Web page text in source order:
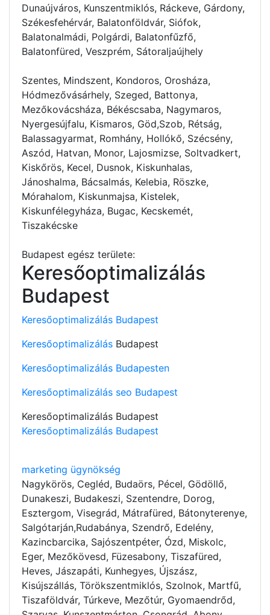
Dunaújváros, Kunszentmiklós, Ráckeve, Gárdony,
Székesfehérvár, Balatonföldvár, Siófok,
Balatonalmádi, Polgárdi, Balatonfűzfő,
Balatonfüred, Veszprém, Sátoraljaújhely
Szentes, Mindszent, Kondoros, Orosháza,
Hódmezővásárhely, Szeged, Battonya,
Mezőkovácsháza, Békéscsaba, Nagymaros,
Nyergesújfalu, Kismaros, Göd,Szob, Rétság,
Balassagyarmat, Romhány, Hollókő, Szécsény,
Aszód, Hatvan, Monor, Lajosmizse, Soltvadkert,
Kiskőrös, Kecel, Dusnok, Kiskunhalas,
Jánoshalma, Bácsalmás, Kelebia, Röszke,
Mórahalom, Kiskunmajsa, Kistelek,
Kiskunfélegyháza, Bugac, Kecskemét,
Tiszakécske
Budapest egész területe:
Keresőoptimalizálás
Budapest
Keresőoptimalizálás Budapest
Keresőoptimalizálás Budapest
Keresőoptimalizálás Budapesten
Keresőoptimalizálás seo Budapest
Keresőoptimalizálás Budapest
Keresőoptimalizálás Budapest
marketing ügynökség
Nagykörös, Cegléd, Budaörs, Pécel, Gödöllő,
Dunakeszi, Budakeszi, Szentendre, Dorog,
Esztergom, Visegrád, Mátrafüred, Bátonyterenye,
Salgótarján,Rudabánya, Szendrő, Edelény,
Kazincbarcika, Sajószentpéter, Ózd, Miskolc,
Eger, Mezőkövesd, Füzesabony, Tiszafüred,
Heves, Jászapáti, Kunhegyes, Újszász,
Kisújszállás, Törökszentmiklós, Szolnok, Martfű,
Tiszaföldvár, Túrkeve, Mezőtúr, Gyomaendrőd,